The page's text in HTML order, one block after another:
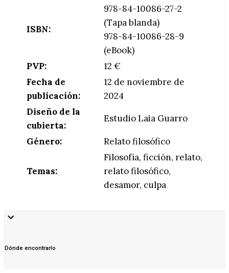
ISBN:
978-84-10086-27-2
(Tapa blanda)
978-84-10086-28-9
(eBook)
PVP:
12 €
Fecha de
publicación:
12 de noviembre de
2024
Diseño de la
cubierta:
Estudio Laia Guarro
Género: Relato filosófico
Temas:
Filosofía, ficción, relato,
relato filosófico,
desamor, culpa
Dónde encontrarlo